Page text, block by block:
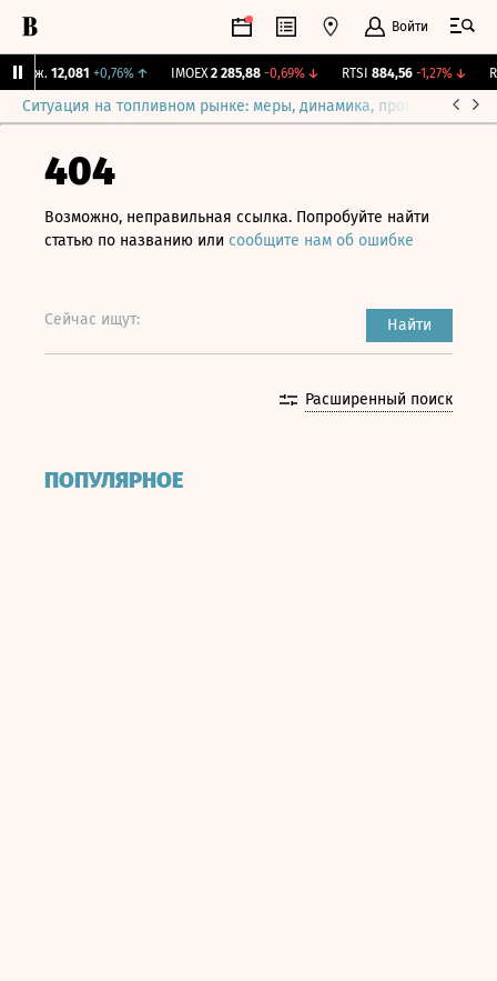
Войти
Бирж. 12,081 +0,76%↑ IMOEX 2 285,88 -0,69%↓ RTSI 884,56 -1,27%↓
Ситуация на топливном рынке: меры, динамика, прогнозы
404
Возможно, неправильная ссылка. Попробуйте найти
статью по названию или сообщите нам об ошибке
Сейчас ищут: Найти
Расширенный поиск
ПОПУЛЯРНОЕ